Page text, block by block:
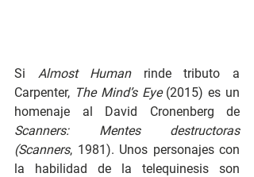
Si Almost Human rinde tributo a
Carpenter, The Mind’s Eye (2015) es un
Scanners: Mentes destructoras
(Scanners, 1981). Unos personajes con
la habilidad de la telequinesis son